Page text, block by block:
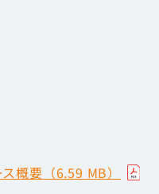
概要（6.59 MB）